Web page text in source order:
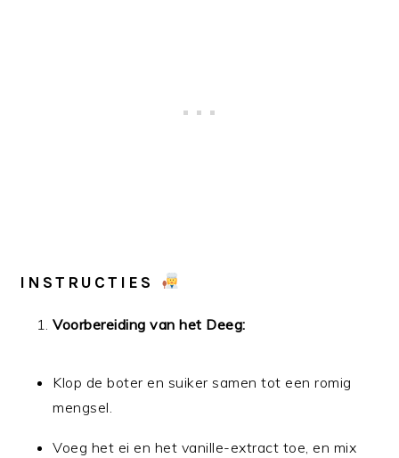
INSTRUCTIES
Voorbereiding van het Deeg:
Klop de boter en suiker samen tot een romig
mengsel.
Voeg het ei en het vanille-extract toe, en mix